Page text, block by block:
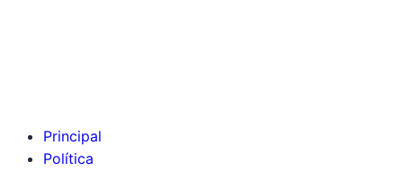
Principal
Política